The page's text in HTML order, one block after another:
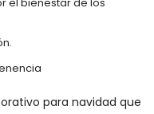
para navidad que